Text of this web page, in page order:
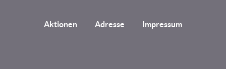
Aktionen Adresse Impressum